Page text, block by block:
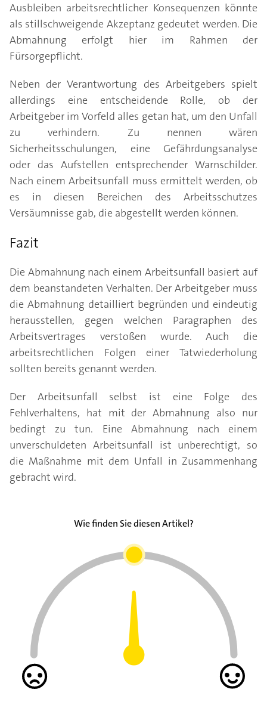
Ausbleiben arbeitsrechtlicher Konsequenzen könnte
als stillschweigende Akzeptanz gedeutet werden. Die
Abmahnung erfolgt hier im Rahmen der
Fürsorgepflicht.
Neben der Verantwortung des Arbeitgebers spielt
allerdings eine entscheidende Rolle, ob der
Arbeitgeber im Vorfeld alles getan hat, um den Unfall
zu verhindern. Zu nennen wären
Sicherheitsschulungen, eine Gefährdungsanalyse
oder das Aufstellen entsprechender Warnschilder.
Nach einem Arbeitsunfall muss ermittelt werden, ob
es in diesen Bereichen des Arbeitsschutzes
Versäumnisse gab, die abgestellt werden können.
Fazit
Die Abmahnung nach einem Arbeitsunfall basiert auf
dem beanstandeten Verhalten. Der Arbeitgeber muss
die Abmahnung detailliert begründen und eindeutig
herausstellen, gegen welchen Paragraphen des
Arbeitsvertrages verstoßen wurde. Auch die
arbeitsrechtlichen Folgen einer Tatwiederholung
sollten bereits genannt werden.
Der Arbeitsunfall selbst ist eine Folge des
Fehlverhaltens, hat mit der Abmahnung also nur
bedingt zu tun. Eine Abmahnung nach einem
unverschuldeten Arbeitsunfall ist unberechtigt, so
die Maßnahme mit dem Unfall in Zusammenhang
gebracht wird.
Wie finden Sie diesen Artikel?